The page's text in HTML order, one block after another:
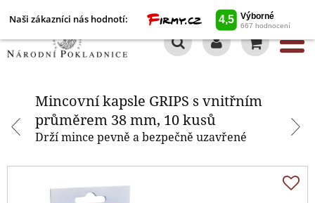
Naši zákazníci nás hodnotí:
Mincovní kapsle GRIPS s vnitřním
průměrem 38 mm, 10 kusů
Drží mince pevně a bezpečně uzavřené
Mincovní kapsle GRIPS s vnitřním